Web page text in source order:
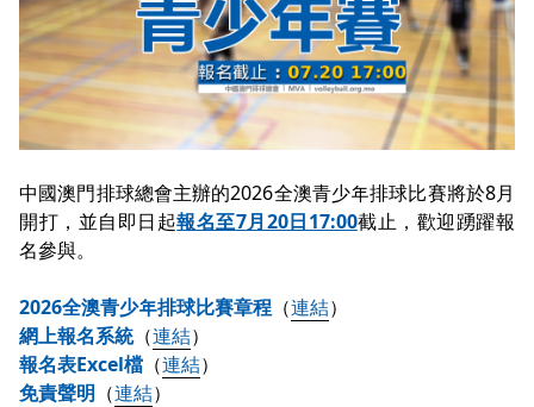
中國澳門排球總會主辦的2026全澳青少年排球比賽將於8月
開打，並自即日起報名至7月20日17:00截止，歡迎踴躍報
名參與。
2026全澳青少年排球比賽章程 （連結）
網上報名系統（連結）
報名表Excel檔 （連結）
免責聲明 （連結）